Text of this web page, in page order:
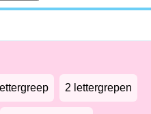
2 lettergrepen